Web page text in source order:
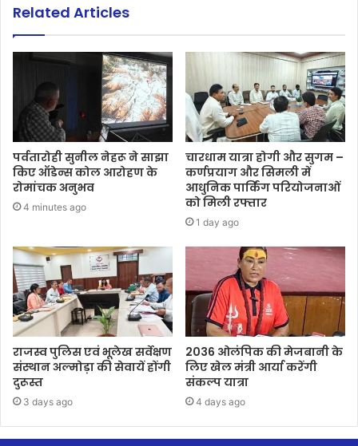
Related Articles
पर्वतारोही सुनील नेहरू ने साझा
किए ऑडेन्स कोल आरोहण के
रोमांचक अनुभव
4 minutes ago
चारधाम यात्रा होगी और सुगम –
कर्णप्रयाग और सिमली में
आधुनिक पार्किंग परियोजनाओं
को मिली रफ्तार
1 day ago
राजस्व पुलिस एवं भूलेख सर्वेक्षण
संस्थान अल्मोड़ा की सेवायें होंगी
दुरूस्त
3 days ago
2036 ओलंपिक की मेजबानी के
लिए खेल मंत्री आर्या करेंगी
संकल्प यात्रा
4 days ago